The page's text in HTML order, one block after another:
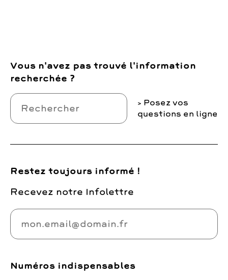
Vous n'avez pas trouvé l'information
recherchée ?
Posez vos
questions en ligne
Restez toujours informé !
Recevez notre Infolettre
Numéros indispensables